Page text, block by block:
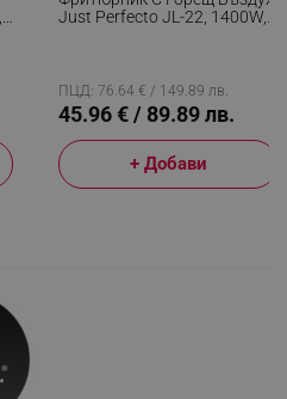
Just Perfecto JL-22, 1400W,
ПЦД: 76.64 € / 149.89 лв.
45.96 € / 89.89 лв.
+ Добави